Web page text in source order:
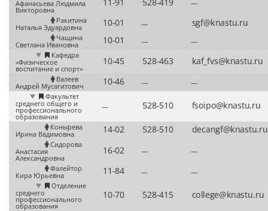
Афанасьева Людмила
Викторовна
—
Ракитина
Наталья Эдуардовна
—
Чащина
Светлана Ивановна
—
—
Кафедра
«Физическое
воспитание и спорт»
Валеев
Андрей Мусагитович
—
—
Факультет
среднего общего и
профессионального
образования
—
Конырева
Ирина Вадимовна
Сидорова
Анастасия
Александровна
—
—
Фалейтор
Кира Юрьевна
—
—
Отделение
среднего
профессионального
образования